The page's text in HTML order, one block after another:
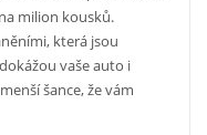
milion kousků.
která jsou
vaše auto i
šance, že vám